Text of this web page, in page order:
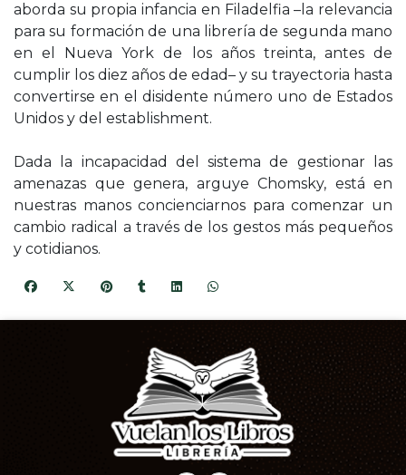
aborda su propia infancia en Filadelfia –la relevancia
para su formación de una librería de segunda mano
en el Nueva York de los años treinta, antes de
cumplir los diez años de edad– y su trayectoria hasta
convertirse en el disidente número uno de Estados
Unidos y del establishment.
Dada la incapacidad del sistema de gestionar las
amenazas que genera, arguye Chomsky, está en
nuestras manos concienciarnos para comenzar un
cambio radical a través de los gestos más pequeños
y cotidianos.